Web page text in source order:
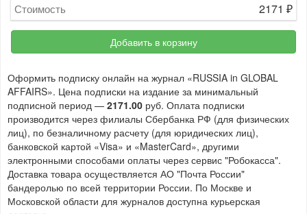
Стоимость 2171 ₽
Добавить в корзину
Оформить подписку онлайн на журнал «RUSSIA in GLOBAL
AFFAIRS». Цена подписки на издание за минимальный
подписной период — 2171.00 руб. Оплата подписки
производится через филиалы Сбербанка РФ (для физических
лиц), по безналичному расчету (для юридических лиц),
банковской картой «Visa» и «MasterCard», другими
электронными способами оплаты через сервис "Робокасса".
Доставка товара осуществляется АО "Почта России"
бандеролью по всей территории России. По Москве и
Московской области для журналов доступна курьерская